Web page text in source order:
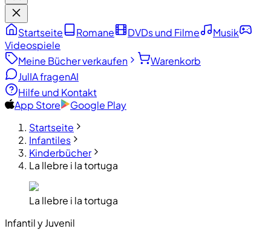
Startseite Romane DVDs und Filme
Musik
Videospiele
Meine Bücher verkaufen
Warenkorb
JulIA fragenAI
Hilfe und Kontakt
App Store
Google Play
Startseite
Infantiles
Kinderbücher
La llebre i la tortuga
La llebre i la tortuga
Infantil y Juvenil